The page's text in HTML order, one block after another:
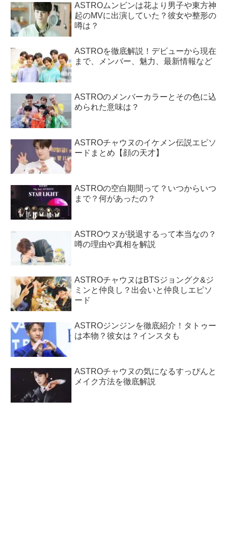
ASTROムンビンは花より男子や東方神
起のMVに出演していた？彼女や整形の
噂は？
ASTROを徹底解説！デビューから現在
まで、メンバー、魅力、最新情報など
ASTROのメンバーカラーとその色に込
められた意味は？
ASTROチャウヌのイケメン伝説エピソ
ードまとめ【顔の天才】
ASTROの空白期間って？いつからいつ
まで？何があったの？
ASTROウヌが脱退するって本当なの？
噂の理由や真相を解説
ASTROチャウヌはBTSジョングク&ジ
ミンと仲良し？出会いと仲良しエピソ
ード
ASTROジンジンを徹底紹介！タトゥー
は本物？彼女は？インスタも
ASTROチャウヌの気になるすっぴんと
メイク方法を徹底解説